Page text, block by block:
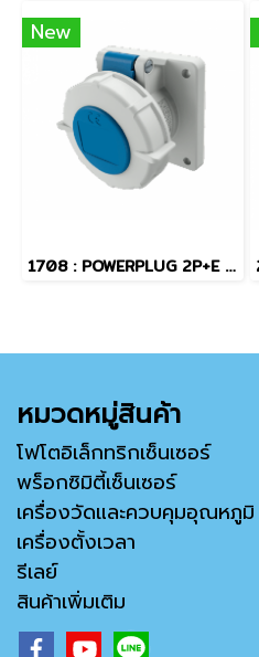
New
1708 : POWERPLUG 2P+E 16A230Vเมียฝัง(IP67)
หมวดหมู่สินค้า
โฟโตอิเล็กทริกเซ็นเซอร์
พร็อกซิมิตี้เซ็นเซอร์
เครื่องวัดและควบคุมอุณหภูมิ
เครื่องตั้งเวลา
รีเลย์
สินค้าเพิ่มเติม